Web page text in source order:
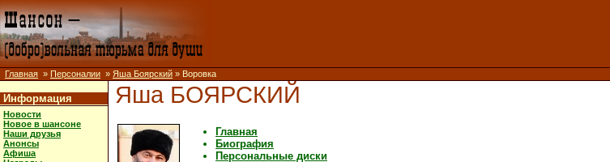
Главная » Персоналии » Яша Боярский » Воровка
Информация
Новости
Новое в шансоне
Наши друзья
Анонсы
Афиша
Яша БОЯРСКИЙ
Главная
Биография
Персональные диски